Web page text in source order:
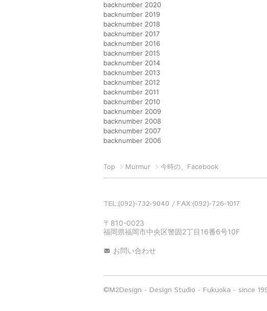
backnumber 2020
backnumber 2019
backnumber 2018
backnumber 2017
backnumber 2016
backnumber 2015
backnumber 2014
backnumber 2013
backnumber 2012
backnumber 2011
backnumber 2010
backnumber 2009
backnumber 2008
backnumber 2007
backnumber 2006
Top Murmur 今時の、Facebook
TEL:(092)-732-9040 FAX:(092)-726-1017
〒810-0023
福岡県福岡市中央区警固2丁目16番6号10F
お問い合わせ
©M2Design - Design Studio - Fukuoka - since